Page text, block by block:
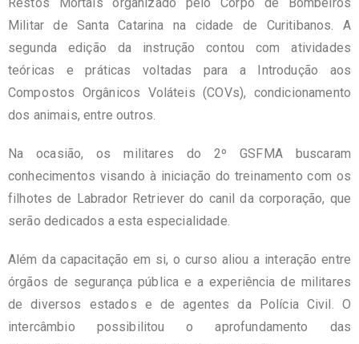
Militar de Santa Catarina na cidade de Curitibanos. A
segunda edição da instrução contou com atividades
teóricas e práticas voltadas para a Introdução aos
Compostos Orgânicos Voláteis (COVs), condicionamento
dos animais, entre outros.
Na ocasião, os militares do 2º GSFMA buscaram
conhecimentos visando à iniciação do treinamento com os
filhotes de Labrador Retriever do canil da corporação, que
serão dedicados a esta especialidade.
Além da capacitação em si, o curso aliou a interação entre
órgãos de segurança pública e a experiência de militares
de diversos estados e de agentes da Polícia Civil. O
intercâmbio possibilitou o aprofundamento das